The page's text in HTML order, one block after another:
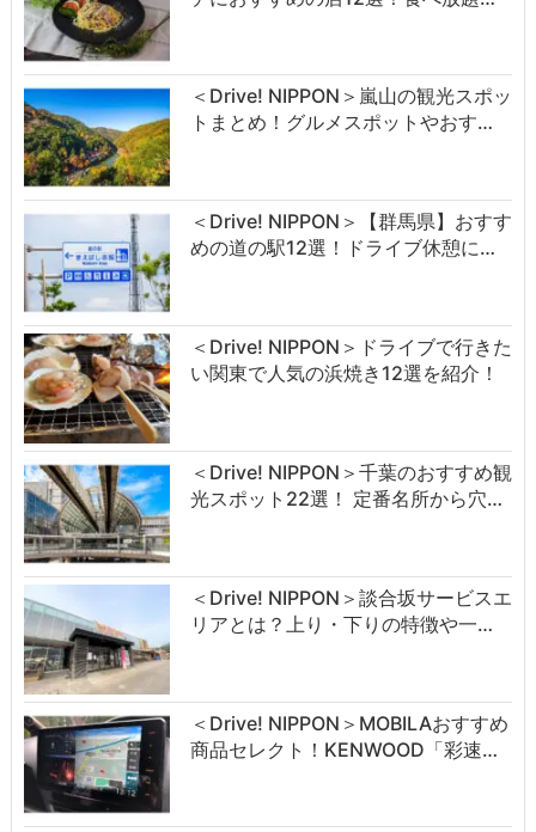
＜Drive! NIPPON＞嵐山の観光スポッ
トまとめ！グルメスポットやおす…
＜Drive! NIPPON＞【群馬県】おすす
めの道の駅12選！ドライブ休憩に…
＜Drive! NIPPON＞ドライブで行きた
い関東で人気の浜焼き12選を紹介！
＜Drive! NIPPON＞千葉のおすすめ観
光スポット22選！ 定番名所から穴…
＜Drive! NIPPON＞談合坂サービスエ
リアとは？上り・下りの特徴や一…
＜Drive! NIPPON＞MOBILAおすすめ
商品セレクト！KENWOOD「彩速…